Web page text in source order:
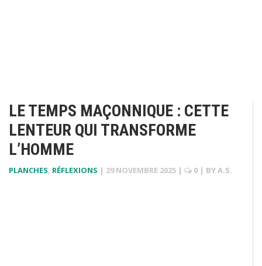
LE TEMPS MAÇONNIQUE : CETTE
LENTEUR QUI TRANSFORME
L’HOMME
PLANCHES, RÉFLEXIONS | 29 NOVEMBRE 2025 | 0 | BYA.S.